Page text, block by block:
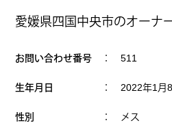
愛媛県四国中央市のオーナ
お問い合わせ番号 ： 511
生年月日 ： 2022年1月
性別 ： メス